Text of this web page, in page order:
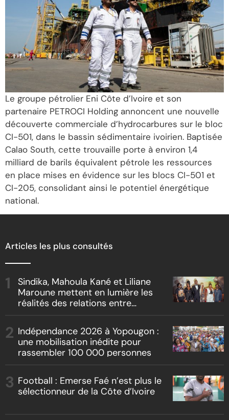
Le groupe pétrolier Eni Côte d’Ivoire et son
partenaire PETROCI Holding annoncent une nouvelle
découverte commerciale d’hydrocarbures sur le bloc
CI-501, dans le bassin sédimentaire ivoirien. Baptisée
Calao South, cette trouvaille porte à environ 1,4
milliard de barils équivalent pétrole les ressources
en place mises en évidence sur les blocs CI-501 et
CI-205, consolidant ainsi le potentiel énergétique
national.
Articles les plus consultés
Sindika, Mahoula Kané et Liliane
Maroune mettent en lumière les
réalités des relations entre
« Boss vs Boss »
Indépendance 2026 à Yopougon :
une mobilisation inédite pour
rassembler 100 000 personnes
Football : Emerse Faé n’est plus le
sélectionneur de la Côte d’Ivoire